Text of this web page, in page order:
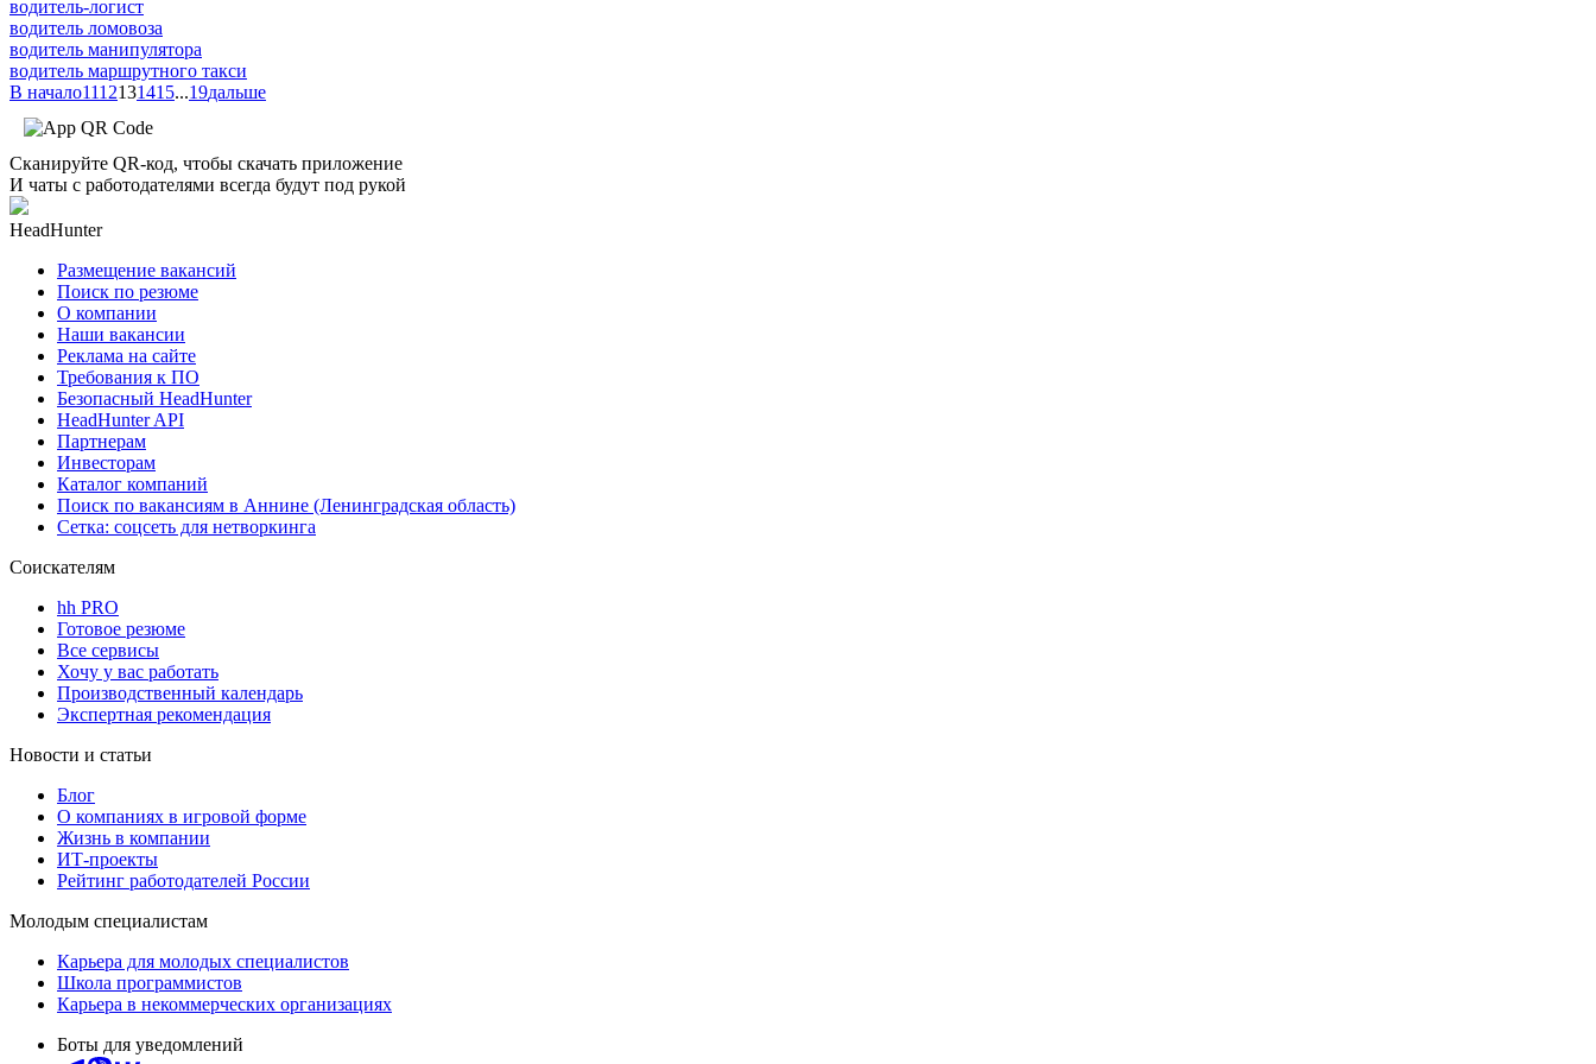
водитель-логист
водитель ломовоза
водитель манипулятора
водитель маршрутного такси
В начало1112131415...19дальше
Сканируйте QR-код, чтобы скачать приложение
И чаты с работодателями всегда будут под рукой
HeadHunter
Размещение вакансий
Поиск по резюме
О компании
Наши вакансии
Реклама на сайте
Требования к ПО
Безопасный HeadHunter
HeadHunter API
Партнерам
Инвесторам
Каталог компаний
Поиск по вакансиям в Аннине (Ленинградская область)
Сетка: соцсеть для нетворкинга
Соискателям
hh PRO
Готовое резюме
Все сервисы
Хочу у вас работать
Производственный календарь
Экспертная рекомендация
Новости и статьи
Блог
О компаниях в игровой форме
Жизнь в компании
ИТ-проекты
Рейтинг работодателей России
Молодым специалистам
Карьера для молодых специалистов
Школа программистов
Карьера в некоммерческих организациях
Боты для уведомлений